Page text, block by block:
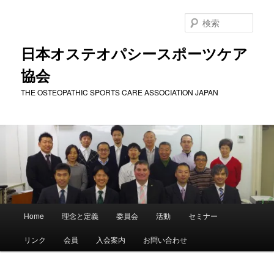
移
動
日本オステオパシースポーツケア
協会
THE OSTEOPATHIC SPORTS CARE ASSOCIATION JAPAN
索
メ
Home 理念と定義 委員会 活動 セミナー
リンク 会員 入会案内 お問い合わせ